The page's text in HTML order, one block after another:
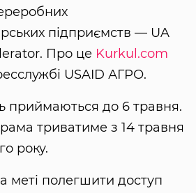
підприємств — UA
Про це Kurkul.com
USAID АГРО.
приймаються до 6 травня.
триватиме з 14 травня
року.
меті полегшити доступ